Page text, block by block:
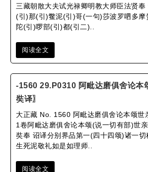
三藏朝散大夫试光禄卿明教大师臣法贤
(引)那(引)鳖泥(引)哥(一句)莎波罗呬多摩
陀(引)啰部(引)都(引二)..
阅读全文
-1560 29.P0310 阿毗达磨俱舍论本
奘译〗
大正藏 No. 1560 阿毗达磨俱舍论本颂世
1卷阿毗达磨俱舍论本颂(说一切有部)世
奘奉 诏译分别界品第一(四十四颂)诸一切
生死泥敬礼如是如理师..
阅读全文